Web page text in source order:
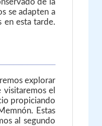
se adapten a
en esta tarde.
explorar
el
propiciando
Estas
al segundo